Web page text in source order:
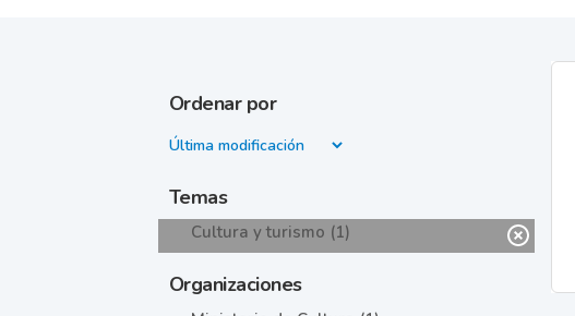
Ordenar por
Temas
Cultura y turismo (1)
Organizaciones